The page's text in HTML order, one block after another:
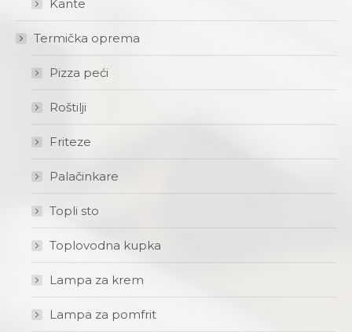
Kante
Termička oprema
Pizza peći
Roštilji
Friteze
Palačinkare
Topli sto
Toplovodna kupka
Lampa za krem
Lampa za pomfrit